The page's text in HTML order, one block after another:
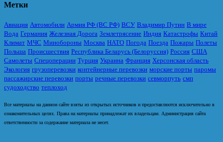
Метки
Авиация Автомобили Армия РФ (ВС РФ) ВСУ Владимир Путин В мире
Вода Германия Железная Дорога Землетрясение Индия Катастрофы Китай
Климат МЧС Минобороны Москва НАТО Погода Поезда Пожары Полеты
Польша Происшествия Республика Беларусь (Белоруссия) Россия США
Самолеты Спецоперации Турция Украина Франция Херсонская область
Экология грузоперевозки контейнерные перевозки морские порты паромы
пассажирские перевозки порты речные перевозки севморпуть смп
судоходство теплоход
Все материалы на данном сайте взяты из открытых источников и предоставляются исключительно в
ознакомительных целях. Права на материалы принадлежат их владельцам. Администрация сайта
ответственности за содержание материала не несет.